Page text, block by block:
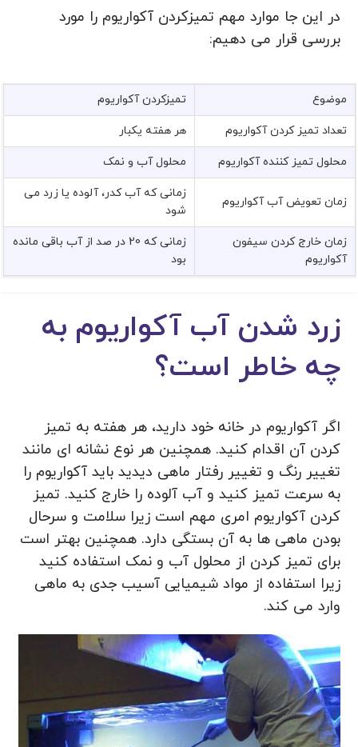
در این جا موارد مهم تمیزکردن آکواریوم را مورد
بررسی قرار می دهیم:
موضوع تمیزکردن آکواریوم
تعداد تمیز کردن آکواریوم هر هفته یکبار
محلول تمیز کننده آکواریوم محلول آب و نمک
زمان تعویض آب آکواریوم
زمانی که آب کدر، آلوده یا زرد می
شود
زمان خارج کردن سیفون
آکواریوم
زمانی که 20 در صد از آب باقی مانده
بود
زرد شدن آب آکواریوم به
چه خاطر است؟
اگر آکواریوم در خانه خود دارید، هر هفته به تمیز
کردن آن اقدام کنید. همچنین هر نوع نشانه ای مانند
تغییر رنگ و تغییر رفتار ماهی دیدید باید آکواریوم را
به سرعت تمیز کنید و آب آلوده را خارج کنید. تمیز
کردن آکواریوم امری مهم است زیرا سلامت و سرحال
بودن ماهی ها به آن بستگی دارد. همچنین بهتر است
برای تمیز کردن از محلول آب و نمک استفاده کنید
زیرا استفاده از مواد شیمیایی آسیب جدی به ماهی
وارد می کند.